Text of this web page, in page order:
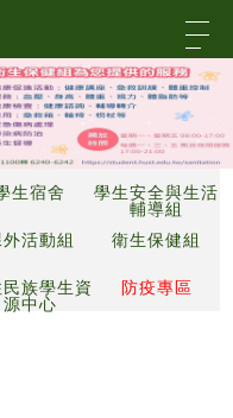
生宿舍
學生安全與生活
輔導組
活動組 衛生保健組
民族學生資
源中心
防疫專區